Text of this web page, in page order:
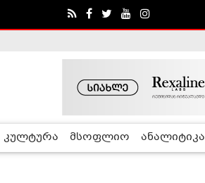
კულტურა მსოფლიო ანალიტიკა